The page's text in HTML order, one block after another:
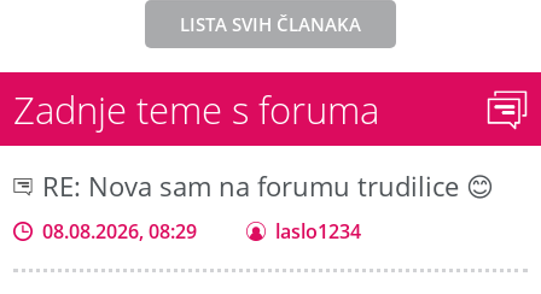
LISTA SVIH ČLANAKA
Zadnje teme s foruma
RE: Nova sam na forumu trudilice 😊
08.08.2026, 08:29 laslo1234